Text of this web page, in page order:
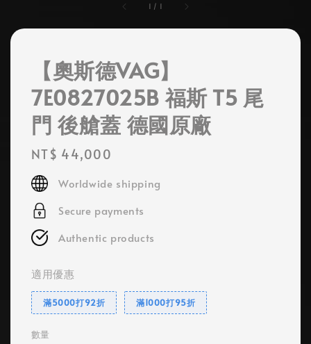
1 / 1
【奧斯德VAG】
7E0827025B 福斯 T5 尾
門 後艙蓋 德國原廠
Regular
price
NT$ 44,000
Worldwide shipping
Secure payments
Authentic products
適用優惠
滿5000打92折 滿1000打95折
數量